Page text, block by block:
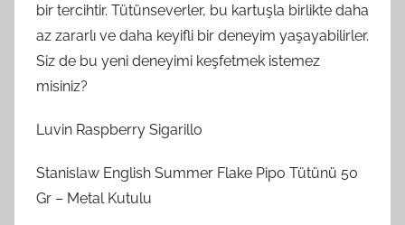
bir tercihtir. Tütünseverler, bu kartuşla birlikte daha
az zararlı ve daha keyifli bir deneyim yaşayabilirler.
Siz de bu yeni deneyimi keşfetmek istemez
misiniz?
Luvin Raspberry Sigarillo
Stanislaw English Summer Flake Pipo Tütünü 50
Gr – Metal Kutulu